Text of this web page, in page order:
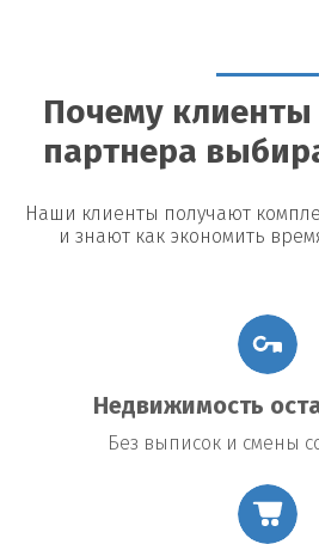
Возможные риски
Утрата недвижимости: В случае
договора заемщик рискует
Повышение процентной ставки:В
предусмотрено повышение
изменения общих экономических
Почему клиенты
партнера
Наши клиенты получают
и знают как экономить
Недвижимость
Без выписок и смены